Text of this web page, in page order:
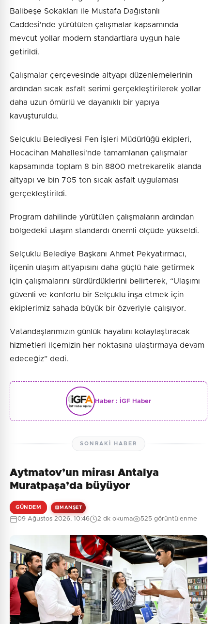
Balibeşe Sokakları ile Mustafa Dağıstanlı
Caddesi'nde yürütülen çalışmalar kapsamında
mevcut yollar modern standartlara uygun hale
getirildi.
Çalışmalar çerçevesinde altyapı düzenlemelerinin
ardından sıcak asfalt serimi gerçekleştirilerek yollar
daha uzun ömürlü ve dayanıklı bir yapıya
kavuşturuldu.
Selçuklu Belediyesi Fen İşleri Müdürlüğü ekipleri,
Hocacihan Mahallesi'nde tamamlanan çalışmalar
kapsamında toplam 8 bin 8800 metrekarelik alanda
altyapı ve bin 705 ton sıcak asfalt uygulaması
gerçekleştirildi.
Program dahilinde yürütülen çalışmaların ardından
bölgedeki ulaşım standardı önemli ölçüde yükseldi.
Selçuklu Belediye Başkanı Ahmet Pekyatırmacı,
ilçenin ulaşım altyapısını daha güçlü hale getirmek
için çalışmalarını sürdürdüklerini belirterek, “Ulaşımı
güvenli ve konforlu bir Selçuklu inşa etmek için
ekiplerimiz sahada büyük bir özveriyle çalışıyor.
Vatandaşlarımızın günlük hayatını kolaylaştıracak
hizmetleri ilçemizin her noktasına ulaştırmaya devam
edeceğiz” dedi.
Haber : İGF Haber
SONRAKI HABER
Aytmatov’un mirası Antalya
Muratpaşa’da büyüyor
GÜNDEM MANŞET
09 Ağustos 2026, 10:46 2 dk okuma 525 görüntülenme